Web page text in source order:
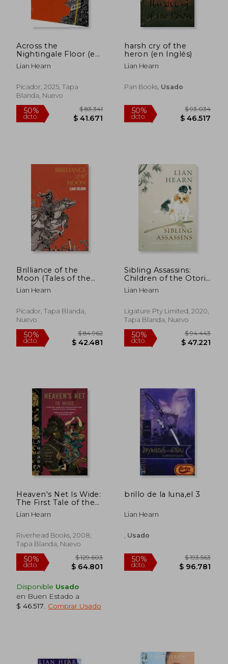
Across the
Nightingale Floor (en
Inglés)
Lian Hearn
Picador, 2025, Tapa
Blanda, Nuevo
$ 41.671
harsh cry of the
heron (en Inglés)
Lian Hearn
Pan Books, Usado
Brilliance of the
Moon (Tales of the
Otori)
Lian Hearn
Picador, Tapa Blanda,
Nuevo
Sibling Assassins:
Children of the Otori
Book two (2) (en
Inglés)
Lian Hearn
Ligature Pty Limited, 2020,
Tapa Blanda, Nuevo
Heaven's Net Is Wide:
The First Tale of the
Otori (en Inglés)
Lian Hearn
Riverhead Books, 2008,
Tapa Blanda, Nuevo
Disponible Usado
en Buen Estado a
$ 46.517
Comprar Usado
brillo de la luna,el 3
Lian Hearn
Usado